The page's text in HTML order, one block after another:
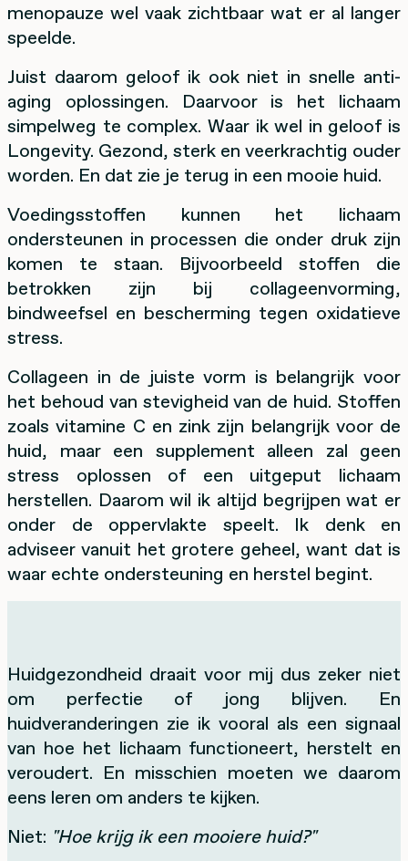
menopauze wel vaak zichtbaar wat er al langer
speelde.
Juist daarom geloof ik ook niet in snelle anti-
aging oplossingen. Daarvoor is het lichaam
simpelweg te complex. Waar ik wel in geloof is
Longevity. Gezond, sterk en veerkrachtig ouder
worden. En dat zie je terug in een mooie huid.
Voedingsstoffen kunnen het lichaam
ondersteunen in processen die onder druk zijn
komen te staan. Bijvoorbeeld stoffen die
betrokken zijn bij collageenvorming,
bindweefsel en bescherming tegen oxidatieve
stress.
Collageen in de juiste vorm is belangrijk voor
het behoud van stevigheid van de huid. Stoffen
zoals vitamine C en zink zijn belangrijk voor de
huid, maar een supplement alleen zal geen
stress oplossen of een uitgeput lichaam
herstellen. Daarom wil ik altijd begrijpen wat er
onder de oppervlakte speelt. Ik denk en
adviseer vanuit het grotere geheel, want dat is
waar echte ondersteuning en herstel begint.
Huidgezondheid draait voor mij dus zeker niet
om perfectie of jong blijven. En
huidveranderingen zie ik vooral als een signaal
van hoe het lichaam functioneert, herstelt en
veroudert. En misschien moeten we daarom
eens leren om anders te kijken.
Niet: "Hoe krijg ik een mooiere huid?"